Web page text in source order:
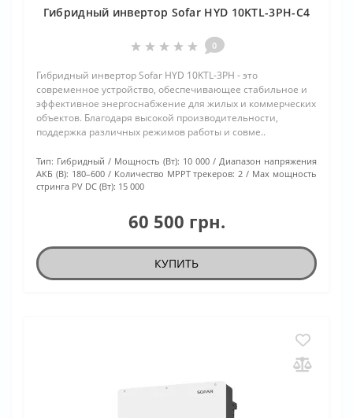
Гибридный инвертор Sofar HYD 10KTL-3PH-С4
0
Гибридный инвертор Sofar HYD 10KTL-3PH - это
современное устройство, обеспечивающее стабильное и
эффективное энергоснабжение для жилых и коммерческих
объектов. Благодаря высокой производительности,
поддержка различных режимов работы и совме..
Тип: Гибридный Мощность (Вт): 10 000
Диапазон напряжения
АКБ (В): 180–600 Количество МРРТ трекеров: 2
Max мощность
стринга PV DC (Вт): 15 000
60 500 грн.
КУПИТЬ